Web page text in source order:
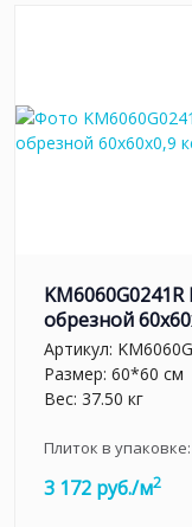
обрезной
Артикул:
Размер: 60*60 см
Вес: 37.50 кг
Плиток в упаковке:
3 172 руб./м2